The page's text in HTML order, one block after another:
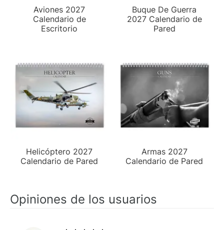
Aviones 2027
Calendario de
Escritorio
Buque De Guerra
2027 Calendario de
Pared
Helicóptero 2027
Calendario de Pared
Armas 2027
Calendario de Pared
Opiniones de los usuarios